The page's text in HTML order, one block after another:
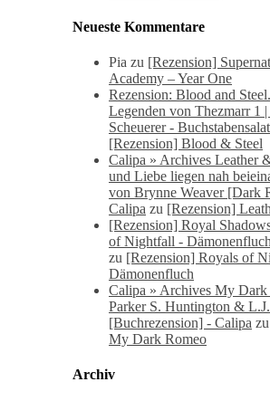
Neueste Kommentare
Pia zu [Rezension]
Academy – Year One
Rezension: Blood and
Legenden von Thezmarr 1
Scheuerer - Buchstabensalat
[Rezension] Blood & Steel
Calipa » Archives Leather
und Liebe liegen nah
von Brynne Weaver [Dark
Calipa zu [Rezension]
[Rezension] Royal
of Nightfall -
zu [Rezension] Royals of
Dämonenfluch
Calipa » Archives My Dark
Parker S. Huntington &
[Buchrezension] - Calipa zu
My Dark Romeo
Archiv